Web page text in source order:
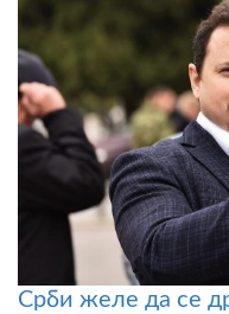
Срби желе да се